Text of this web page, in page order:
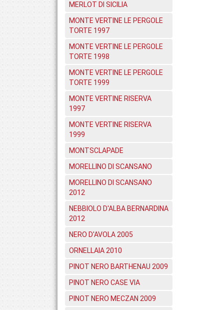
MERLOT DI SICILIA
MONTE VERTINE LE PERGOLE
TORTE 1997
MONTE VERTINE LE PERGOLE
TORTE 1998
MONTE VERTINE LE PERGOLE
TORTE 1999
MONTE VERTINE RISERVA
1997
MONTE VERTINE RISERVA
1999
MONTSCLAPADE
MORELLINO DI SCANSANO
MORELLINO DI SCANSANO
2012
NEBBIOLO D'ALBA BERNARDINA
2012
NERO D'AVOLA 2005
ORNELLAIA 2010
PINOT NERO BARTHENAU 2009
PINOT NERO CASE VIA
PINOT NERO MECZAN 2009